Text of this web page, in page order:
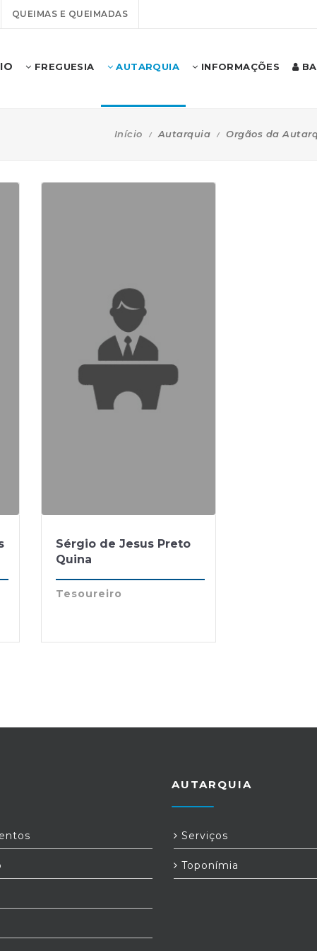
QUEIMAS E QUEIMADAS
FREGUESIA AUTARQUIA INFORMAÇÕES
Início Autarquia Orgãos da
Sérgio de Jesus Preto
Quina
Tesoureiro
AUTARQUIA
Serviços
Toponímia